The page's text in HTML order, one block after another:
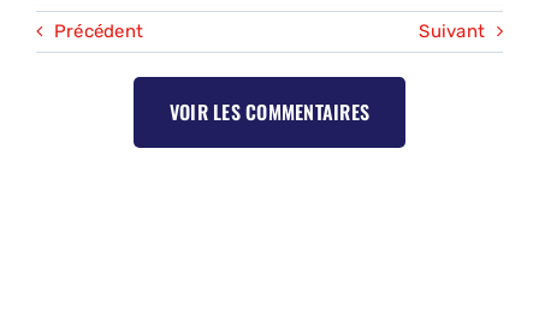
Précédent Suivant
VOIR LES COMMENTAIRES